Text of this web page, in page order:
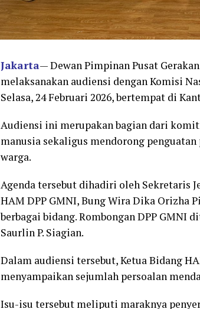
Jakarta— Dewan Pimpinan Pusat
melaksanakan audiensi dengan Komisi
Selasa, 24 Februari 2026, bertempat di
Audiensi ini merupakan bagian dari
manusia sekaligus mendorong
warga.
Agenda tersebut dihadiri oleh Sekretaris
HAM DPP GMNI, Bung Wira Dika Orizha
berbagai bidang. Rombongan DPP GMNI
Saurlin P. Siagian.
Dalam audiensi tersebut, Ketua Bidang
menyampaikan sejumlah persoalan
Isu-isu tersebut meliputi maraknya